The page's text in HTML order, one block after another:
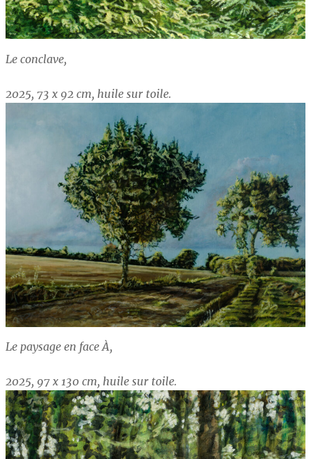
Le conclave,
2025, 73 x 92 cm, huile sur toile.
Le paysage en face À,
2025, 97 x 130 cm, huile sur toile.